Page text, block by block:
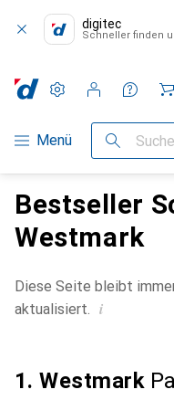
digitec
Schneller finden
Navigation nach
Menü Suche
Einstellungen
Kundenkonto
Vergleichslisten
Merklisten
Warenkorb
Bestseller
Westmark
Diese Seite bleibt
aktualisiert. i
1. Westmark